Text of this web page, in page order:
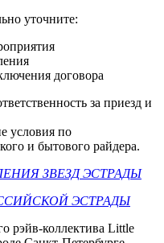
уточните:
договора
за приезд и
условия по
и бытового райдера.
ЗВЕЗД ЭСТРАДЫ
ЭСТРАДЫ
рэйв-коллектива Little